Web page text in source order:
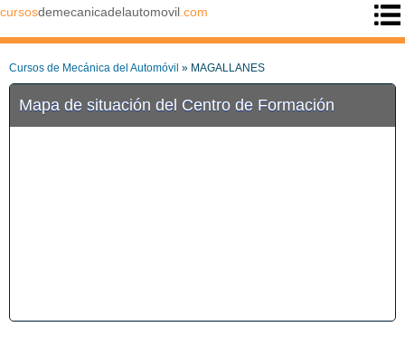
cursosdemecanicadelautomovil .com
Cursos de Mecánica del Automóvil » MAGALLANES
Mapa de situación del Centro de Formación